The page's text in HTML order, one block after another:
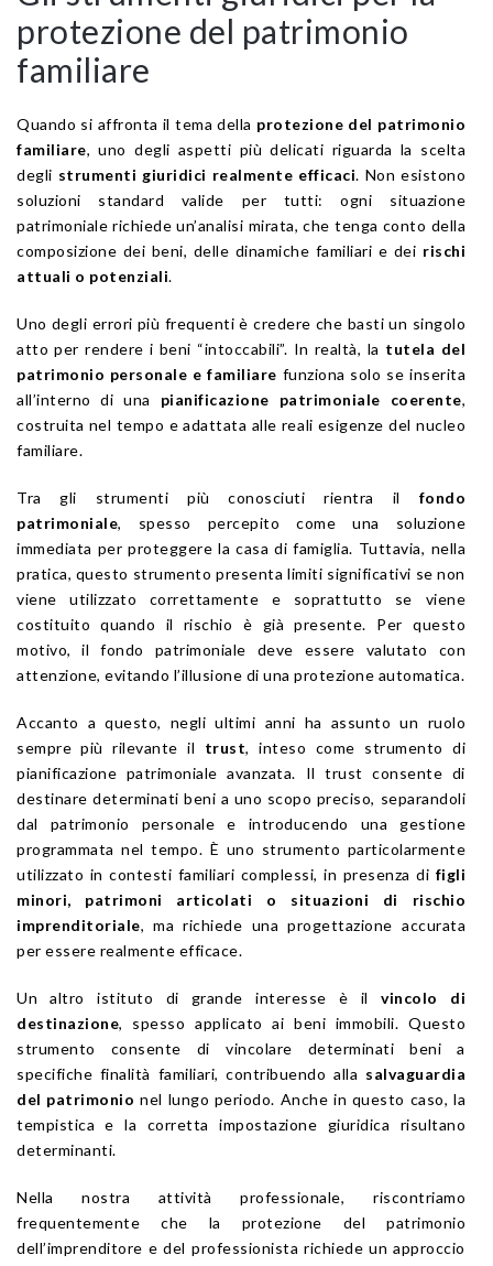
protezione del patrimonio
familiare
Quando si affronta il tema della protezione del patrimonio
familiare, uno degli aspetti più delicati riguarda la scelta
degli strumenti giuridici realmente efficaci. Non esistono
soluzioni standard valide per tutti: ogni situazione
patrimoniale richiede un’analisi mirata, che tenga conto della
composizione dei beni, delle dinamiche familiari e dei rischi
attuali o potenziali.
Uno degli errori più frequenti è credere che basti un singolo
atto per rendere i beni “intoccabili”. In realtà, la tutela del
patrimonio personale e familiare funziona solo se inserita
all’interno di una pianificazione patrimoniale coerente,
costruita nel tempo e adattata alle reali esigenze del nucleo
familiare.
Tra gli strumenti più conosciuti rientra il fondo
patrimoniale, spesso percepito come una soluzione
immediata per proteggere la casa di famiglia. Tuttavia, nella
pratica, questo strumento presenta limiti significativi se non
viene utilizzato correttamente e soprattutto se viene
costituito quando il rischio è già presente. Per questo
motivo, il fondo patrimoniale deve essere valutato con
attenzione, evitando l’illusione di una protezione automatica.
Accanto a questo, negli ultimi anni ha assunto un ruolo
sempre più rilevante il trust, inteso come strumento di
pianificazione patrimoniale avanzata. Il trust consente di
destinare determinati beni a uno scopo preciso, separandoli
dal patrimonio personale e introducendo una gestione
programmata nel tempo. È uno strumento particolarmente
utilizzato in contesti familiari complessi, in presenza di figli
minori, patrimoni articolati o situazioni di rischio
imprenditoriale, ma richiede una progettazione accurata
per essere realmente efficace.
Un altro istituto di grande interesse è ilvincolo di
destinazione, spesso applicato ai beni immobili. Questo
strumento consente di vincolare determinati beni a
specifiche finalità familiari, contribuendo alla salvaguardia
del patrimonionel lungo periodo. Anche in questo caso, la
tempistica e la corretta impostazione giuridica risultano
determinanti.
Nella nostra attività professionale, riscontriamo
frequentemente che la protezione del patrimonio
dell’imprenditore e del professionista richiede un approccio